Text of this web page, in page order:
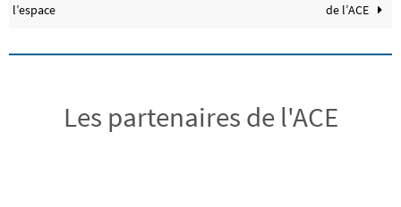
l’espace
de l’ACE
Les partenaires de l'ACE